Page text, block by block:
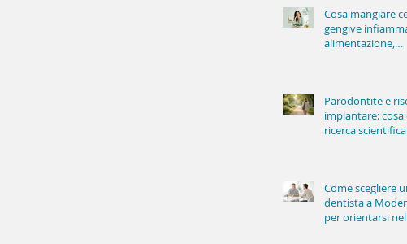
Cosa mangiare
gengive
alimentazione,
Parodontite e
implantare: cosa
ricerca scientifica
Come scegliere
dentista a
per orientarsi